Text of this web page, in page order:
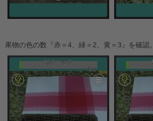
果物の色の数『赤＝4、緑＝2、黄＝3』を確認。